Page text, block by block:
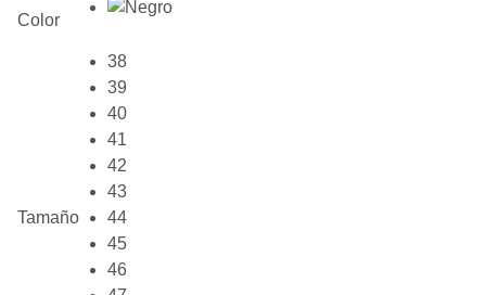
Color
Tamaño
38
39
40
41
42
43
44
45
46